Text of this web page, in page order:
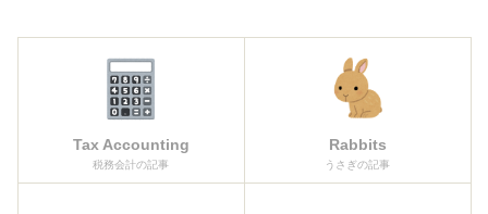
Tax Accounting
税務会計の記事
Rabbits
うさぎの記事